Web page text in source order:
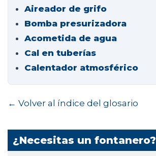
Aireador de grifo
Bomba presurizadora
Acometida de agua
Cal en tuberías
Calentador atmosférico
← Volver al índice del glosario
¿Necesitas un fontanero?